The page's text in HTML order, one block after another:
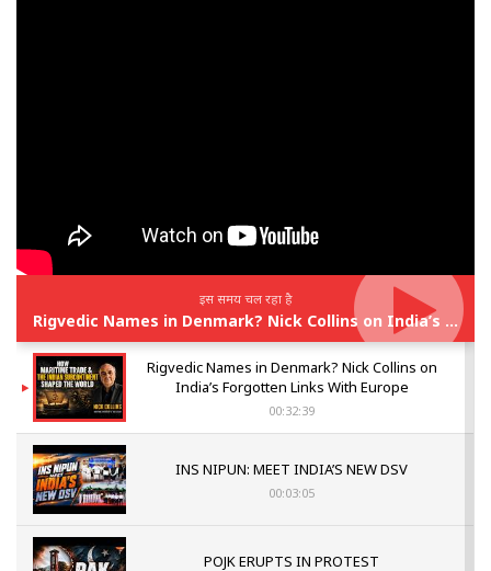
इस समय चल रहा है
Rigvedic Names in Denmark? Nick Collins on India’s Forgotten Links With Europe
Rigvedic Names in Denmark? Nick Collins on
India’s Forgotten Links With Europe
00:32:39
INS NIPUN: MEET INDIA’S NEW DSV
00:03:05
POJK ERUPTS IN PROTEST